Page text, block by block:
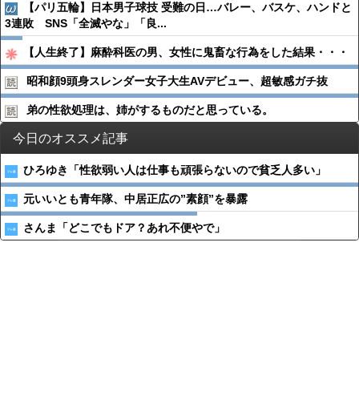
【パリ五輪】日本男子球技 受難の日…バレー、バスケ、ハンドと
3連敗 SNS「全滅やな」「良...
【人生終了】麻酔科医の男、女性に鬼畜な行為をした結果・・・
昭和顔9頭身スレンダー女子大生AVデビュー、超敏感ガチ抜
弟の性欲処理は、姉がするものだと思っている。
今日のオススメ記事
ひろゆき「性欲弱い人は仕事も頑張らないので貧乏人多い」
元いいとも青年隊、中居正広の”素顔”を暴露
さんま「どこでもドア？あれ不便やで」